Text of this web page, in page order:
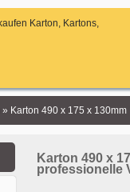
» Karton 490 x 175 x 130mm
Karton 490 x
professionelle